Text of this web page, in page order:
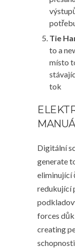
Tie
to a
místo
tok
Digitální
generate
eliminující
redukující
forces
creating